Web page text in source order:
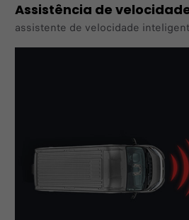
Assistência de
assistente de velocidade
controlar a sua velocidade e
sinais de aviso de velocidade na